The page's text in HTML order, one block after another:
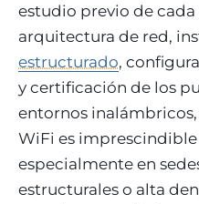
estudio previo de
arquitectura de red,
estructurado,
y certificación de los
entornos
WiFi es
especialmente en
estructurales o alta